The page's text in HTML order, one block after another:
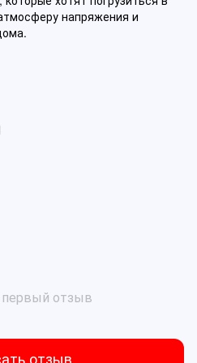
напряжения и
отзыв
отзыв